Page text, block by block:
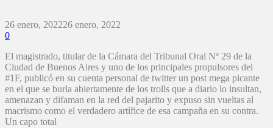
26 enero, 202226 enero, 2022
0
El magistrado, titular de la Cámara del Tribunal Oral Nº 29 de la
Ciudad de Buenos Aires y uno de los principales propulsores del
#1F, publicó en su cuenta personal de twitter un post mega picante
en el que se burla abiertamente de los trolls que a diario lo insultan,
amenazan y difaman en la red del pajarito y expuso sin vueltas al
macrismo como el verdadero artífice de esa campaña en su contra.
Un capo total